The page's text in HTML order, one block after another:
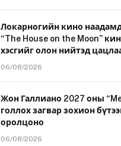
Локарногийн кино
“The House on the Moon”
хэсгийг олон нийтэд
06/08/2026
Жон Галлиано 2027 оны
голлох загвар зохион
оролцоно
06/08/2026